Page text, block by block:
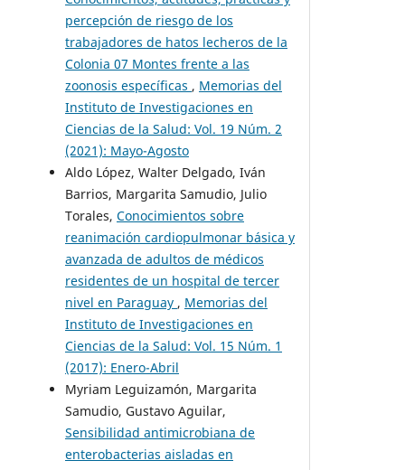
percepción de riesgo de los
trabajadores de hatos lecheros de la
Colonia 07 Montes frente a las
zoonosis específicas , Memorias del
Instituto de Investigaciones en
Ciencias de la Salud: Vol. 19 Núm. 2
(2021): Mayo-Agosto
Aldo López, Walter Delgado, Iván
Barrios, Margarita Samudio, Julio
Torales, Conocimientos sobre
reanimación cardiopulmonar básica y
avanzada de adultos de médicos
residentes de un hospital de tercer
nivel en Paraguay , Memorias del
Instituto de Investigaciones en
Ciencias de la Salud: Vol. 15 Núm. 1
(2017): Enero-Abril
Myriam Leguizamón, Margarita
Samudio, Gustavo Aguilar,
Sensibilidad antimicrobiana de
enterobacterias aisladas en